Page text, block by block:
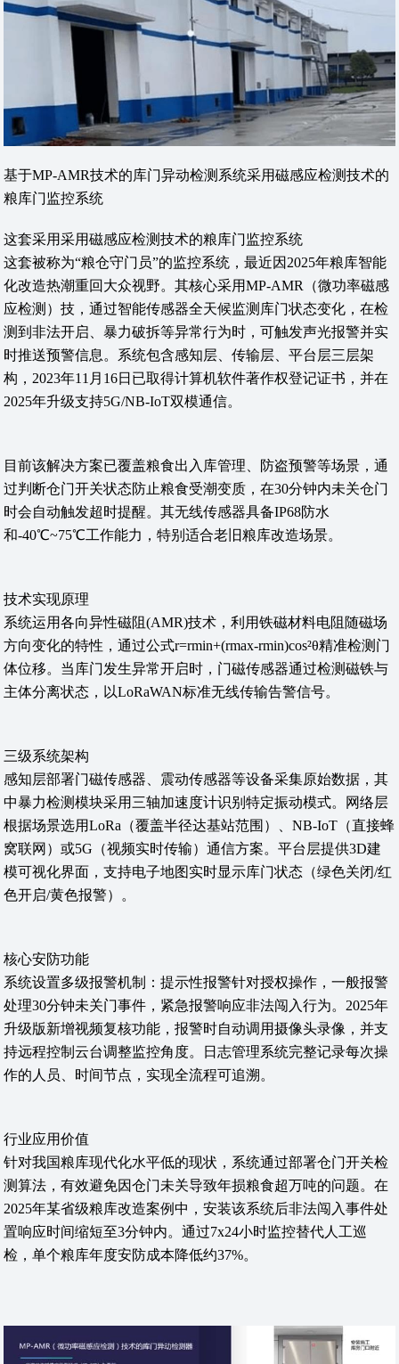
基于MP-AMR技术的库门异动检测系统采用磁感应检测技术的
粮库门监控系统
这套采用采用磁感应检测技术的粮库门监控系统
这套被称为“粮仓守门员”的监控系统，最近因2025年粮库智能
化改造热潮重回大众视野。其核心采用MP-AMR（微功率磁感
应检测）技，通过智能传感器全天候监测库门状态变化，在检
测到非法开启、暴力破拆等异常行为时，可触发声光报警并实
时推送预警信息。系统包含感知层、传输层、平台层三层架
构，2023年11月16日已取得计算机软件著作权登记证书，并在
2025年升级支持5G/NB-IoT双模通信。
目前该解决方案已覆盖粮食出入库管理、防盗预警等场景，通
过判断仓门开关状态防止粮食受潮变质，在30分钟内未关仓门
时会自动触发超时提醒。其无线传感器具备IP68防水
和-40℃~75℃工作能力，特别适合老旧粮库改造场景。
技术实现原理
系统运用各向异性磁阻(AMR)技术，利用铁磁材料电阻随磁场
方向变化的特性，通过公式r=rmin+(rmax-rmin)cos²θ精准检测门
体位移。当库门发生异常开启时，门磁传感器通过检测磁铁与
主体分离状态，以LoRaWAN标准无线传输告警信号。
三级系统架构
感知层部署门磁传感器、震动传感器等设备采集原始数据，其
中暴力检测模块采用三轴加速度计识别特定振动模式。网络层
根据场景选用LoRa（覆盖半径达基站范围）、NB-IoT（直接蜂
窝联网）或5G（视频实时传输）通信方案。平台层提供3D建
模可视化界面，支持电子地图实时显示库门状态（绿色关闭/红
色开启/黄色报警）。
核心安防功能
系统设置多级报警机制：提示性报警针对授权操作，一般报警
处理30分钟未关门事件，紧急报警响应非法闯入行为。2025年
升级版新增视频复核功能，报警时自动调用摄像头录像，并支
持远程控制云台调整监控角度。日志管理系统完整记录每次操
作的人员、时间节点，实现全流程可追溯。
行业应用价值
针对我国粮库现代化水平低的现状，系统通过部署仓门开关检
测算法，有效避免因仓门未关导致年损粮食超万吨的问题。在
2025年某省级粮库改造案例中，安装该系统后非法闯入事件处
置响应时间缩短至3分钟内。通过7x24小时监控替代人工巡
检，单个粮库年度安防成本降低约37%。